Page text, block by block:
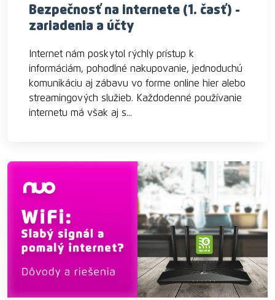
Bezpečnosť na internete (1. časť) -
zariadenia a účty
Internet nám poskytol rýchly prístup k
informáciám, pohodlné nakupovanie, jednoduchú
komunikáciu aj zábavu vo forme online hier alebo
streamingových služieb. Každodenné používanie
internetu má však aj s...